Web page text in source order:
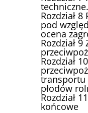
techniczne.
Rozdział
pod
ocena
Rozdział
Rozdział
transportu
płodów
Rozdział
końcowe